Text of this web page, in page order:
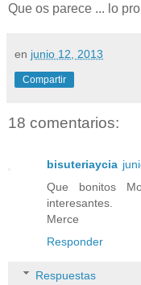
Que os parece ... lo
en junio 12, 2013
Compartir
18 comentarios:
bisuteriaycia
Que bonitos
interesantes.
Merce
Responder
Respuestas